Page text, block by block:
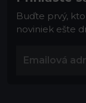
Buďte prvý,
noviniek ešte